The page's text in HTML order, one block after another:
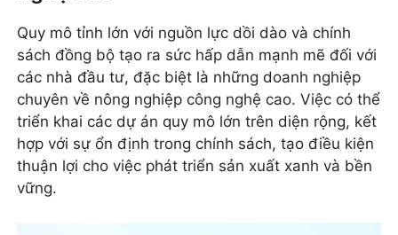
Quy mô tỉnh lớn với nguồn lực dồi dào và chính
sách đồng bộ tạo ra sức hấp dẫn mạnh mẽ đối với
các nhà đầu tư, đặc biệt là những doanh nghiệp
chuyên về nông nghiệp công nghệ cao. Việc có thể
triển khai các dự án quy mô lớn trên diện rộng, kết
hợp với sự ổn định trong chính sách, tạo điều kiện
thuận lợi cho việc phát triển sản xuất xanh và bền
vững.